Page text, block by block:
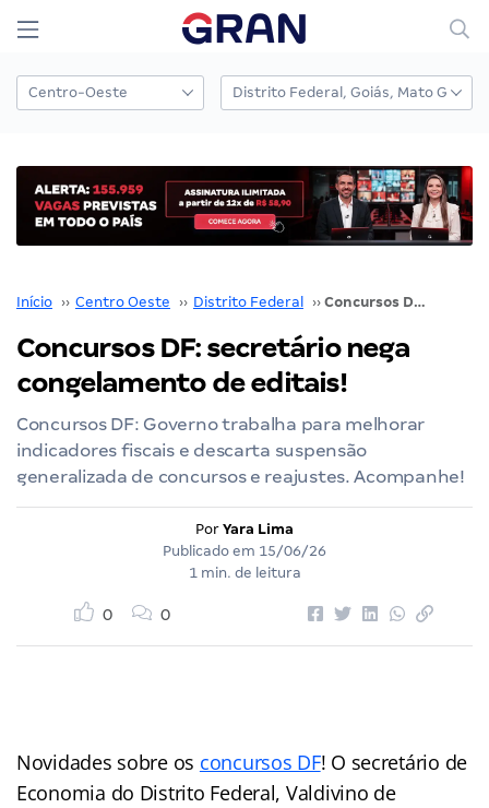
Início ›› Centro Oeste ›› Distrito Federal ›› Concursos DF: secretário nega congelamento de editais!
Concursos DF: secretário nega
congelamento de editais!
Concursos DF: Governo trabalha para melhorar
indicadores fiscais e descarta suspensão
generalizada de concursos e reajustes. Acompanhe!
Por Yara Lima
Publicado em 15/06/26
1 min. de leitura
0 0
Novidades sobre os concursos DF! O secretário de
Economia do Distrito Federal, Valdivino de